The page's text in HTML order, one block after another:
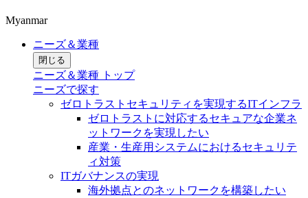
Myanmar
ニーズ＆業種
閉じる
ニーズ＆業種 トップ
ニーズで探す
ゼロトラストセキュリティを実現するITインフラ
ゼロトラストに対応するセキュアな企業ネ
ットワークを実現したい
産業・生産用システムにおけるセキュリテ
ィ対策
ITガバナンスの実現
海外拠点とのネットワークを構築したい